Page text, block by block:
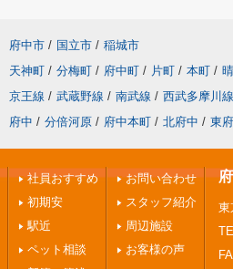
府中市 / 国立市 / 稲城市
天神町 / 分梅町 / 府中町 / 片町 / 本町 /
京王線 / 武蔵野線 / 南武線 / 西武多摩川線
府中 / 分倍河原 / 府中本町 / 北府中 / 東
社員おすすめ
初期安
駅近
ペット相談
お問い合わせ
スタッフ紹介
周辺施設
お客様の声
東